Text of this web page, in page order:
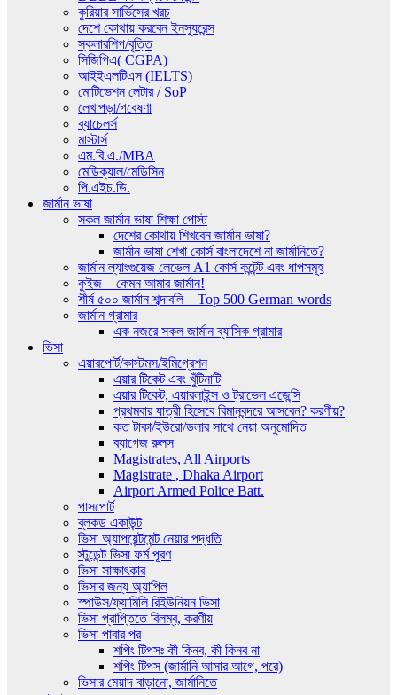
কুরিয়ার সার্ভিসের খরচ
দেশে কোথায় করবেন ইনস্যুরেন্স
স্কলারশিপ/বৃত্তি
সিজিপিএ( CGPA)
আইইএলটিএস (IELTS)
মোটিভেশন লেটার / SoP
লেখাপড়া/গবেষণা
ব্যাচেলর্স
মাস্টার্স
এম.বি.এ./MBA
মেডিক্যাল/মেডিসিন
পি.এইচ.ডি.
জার্মান ভাষা
সকল জার্মান ভাষা শিক্ষা পোস্ট
দেশের কোথায় শিখবেন জার্মান ভাষা?
জার্মান ভাষা শেখা কোর্স বাংলাদেশে না জার্মানিতে?
জার্মান ল্যাংগুয়েজ লেভেল A1 কোর্স কন্টেন্ট এবং ধাপসমূহ
কুইজ – কেমন আমার জার্মান!
শীর্ষ ৫০০ জার্মান শব্দাবলি – Top 500 German words
জার্মান গ্রামার
এক নজরে সকল জার্মান ব্যাসিক গ্রামার
ভিসা
এয়ারপোর্ট/কাস্টমস/ইমিগ্রেশন
এয়ার টিকেট এবং খুঁটিনাটি
এয়ার টিকেট, এয়ারলাইন্স ও ট্রাভেল এজেন্সি
প্রথমবার যাত্রী হিসেবে বিমানবন্দরে আসবেন? করণীয়?
কত টাকা/ইউরো/ডলার সাথে নেয়া অনুমোদিত
ব্যাগেজ রুলস
Magistrates, All Airports
Magistrate , Dhaka Airport
Airport Armed Police Batt.
পাসপোর্ট
ব্লকড একাউন্ট
ভিসা অ্যাপয়েন্টমেন্ট নেয়ার পদ্ধতি
স্টুডেন্ট ভিসা ফর্ম পূরণ
ভিসা সাক্ষাৎকার
ভিসার জন্য অ্যাপিল
স্পাউস/ফ্যামিলি রিইউনিয়ন ভিসা
ভিসা প্রাপ্তিতে বিলম্ব, করণীয়
ভিসা পাবার পর
শপিং টিপসঃ কী কিনব, কী কিনব না
শপিং টিপস (জার্মানি আসার আগে, পরে)
ভিসার মেয়াদ বাড়ানো, জার্মানিতে